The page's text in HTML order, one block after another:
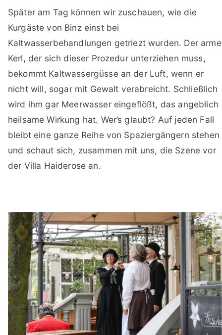
Später am Tag können wir zuschauen, wie die
Kurgäste von Binz einst bei
Kaltwasserbehandlungen getriezt wurden. Der arme
Kerl, der sich dieser Prozedur unterziehen muss,
bekommt Kaltwassergüsse an der Luft, wenn er
nicht will, sogar mit Gewalt verabreicht. Schließlich
wird ihm gar Meerwasser eingeflößt, das angeblich
heilsame Wirkung hat. Wer’s glaubt? Auf jeden Fall
bleibt eine ganze Reihe von Spaziergängern stehen
und schaut sich, zusammen mit uns, die Szene vor
der Villa Haiderose an.